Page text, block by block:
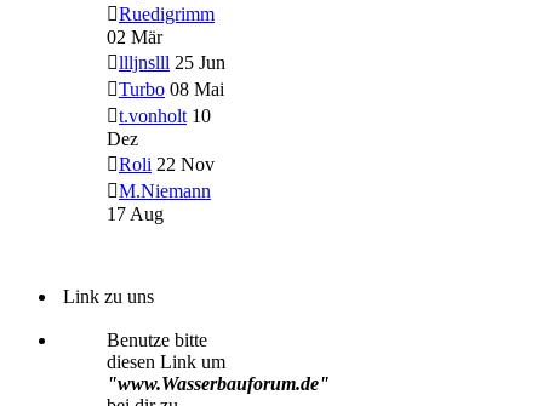
Ruedigrimm
02 Mär
llljnslll 25 Jun
Turbo 08 Mai
t.vonholt 10
Dez
Roli 22 Nov
M.Niemann
17 Aug
Link zu uns
Benutze bitte
diesen Link um
"www.Wasserbauforum.de"